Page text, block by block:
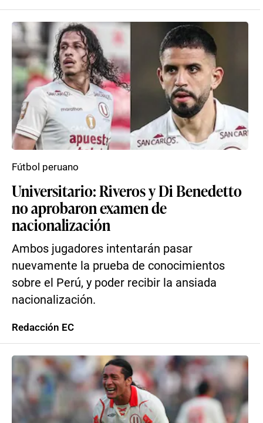
Universitario: Riveros y Di Benedetto
no aprobaron examen de
nacionalización
Ambos jugadores intentarán pasar
nuevamente la prueba de conocimientos
sobre el Perú, y poder recibir la ansiada
nacionalización.
Fútbol peruano
Redacción EC